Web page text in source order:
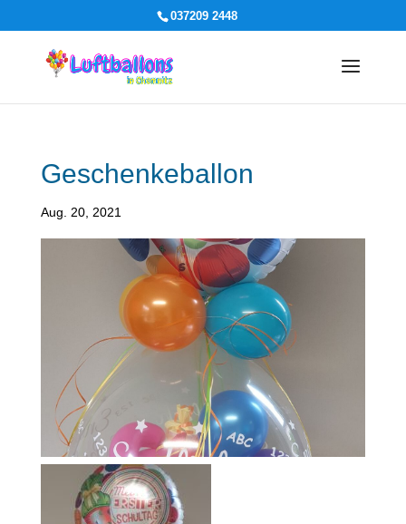
037209 2448
Geschenkeballon
Aug. 20, 2021